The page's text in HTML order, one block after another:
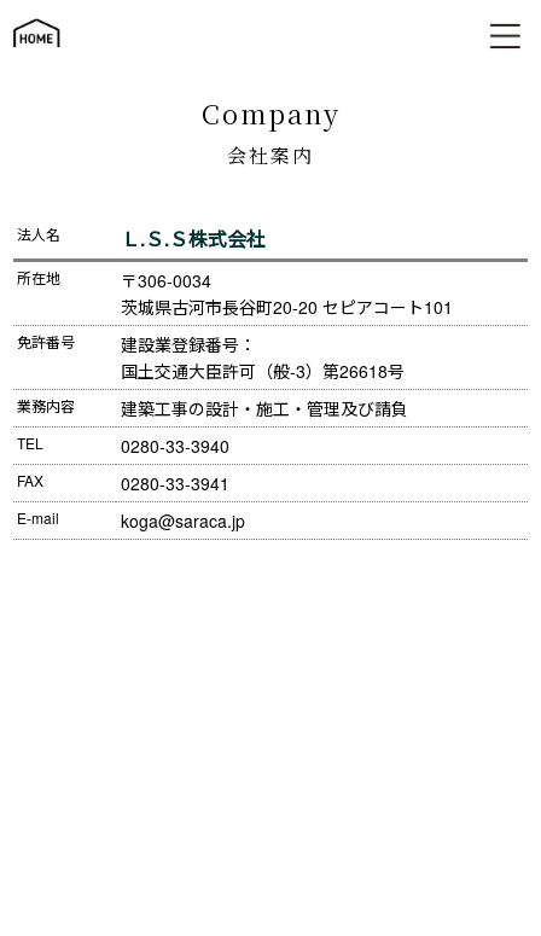
会社案内
company
会社案内
法人名 Ｌ.Ｓ.Ｓ株式会社
所在地
〒306-0034
茨城県古河市長谷町20-20 セピアコート101
免許番号
建設業登録番号：
国土交通大臣許可（般-3）第26618号
業務内容 建築工事の設計・施工・管理及び請負
TEL 0280-33-3940
FAX 0280-33-3941
E-mail koga@saraca.jp